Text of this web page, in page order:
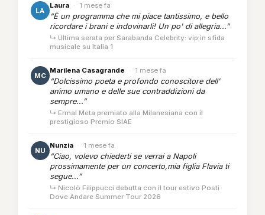
LA
Laura · 1 mese fa
“È un programma che mi piace tantissimo, e bello
ricordare i brani e indovinarli! Un po' di allegria...”
↳ Ultima serata per Sarabanda Celebrity: vip in sfida
musicale su Italia 1
MC
Marilena Casagrande · 1 mese fa
“Dolcissimo poeta e profondo conoscitore dell'
animo umano e delle sue contraddizioni da
sempre...”
↳ Ermal Meta premiato alla Milanesiana con il
prestigioso Premio SIAE
NU
Nunzia · 1 mese fa
“Ciao, volevo chiederti se verrai a Napoli
prossimamente per un concerto,mia figlia Flavia ti
segue...”
↳ Nicolò Filippucci debutta con il tour estivo Posti
Dove Andare Summer Tour 2026